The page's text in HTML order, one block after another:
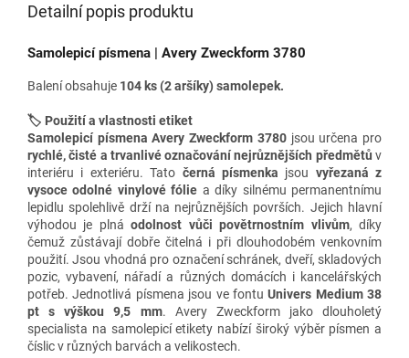
Detailní popis produktu
Samolepicí písmena | Avery Zweckform 3780
Balení obsahuje 104 ks (2 aršíky) samolepek.
🏷️ Použití a vlastnosti etiket
Samolepicí písmena Avery Zweckform 3780jsou určena pro
rychlé, čisté a trvanlivéoznačování nejrůznějších předmětů v
interiéru i exteriéru. Tato černá písmenka jsou vyřezaná z
vysoce odolné vinylovéfólie a díky silnému permanentnímu
lepidlu spolehlivě drží na nejrůznějších površích. Jejich hlavní
výhodou je plnáodolnost vůči povětrnostním vlivům, díky
čemuž zůstávají dobře čitelná i při dlouhodobém venkovním
použití. Jsou vhodná pro označení schránek, dveří, skladových
pozic, vybavení, nářadí a různých domácích i kancelářských
potřeb. Jednotlivá písmena jsou ve fontuUnivers Medium 38
pt
s výškou 9,5 mm. Avery Zweckform jako dlouholetý
specialista na samolepicí etikety nabízí široký výběr písmen a
číslic v různých barvách a velikostech.